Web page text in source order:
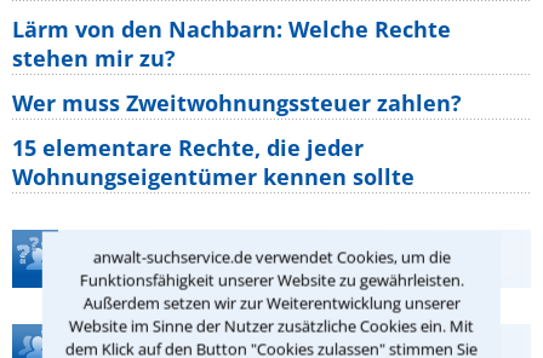
anwalt-suchservice.de verwendet Cookies, um die
Funktionsfähigkeit unserer Website zu gewährleisten.
Außerdem setzen wir zur Weiterentwicklung unserer
Website im Sinne der Nutzer zusätzliche Cookies ein. Mit
dem Klick auf den Button "Cookies zulassen" stimmen Sie
Lärm von den Nachbarn: Welche Rechte
stehen mir zu?
Wer muss Zweitwohnungssteuer zahlen?
15 elementare Rechte, die jeder
Wohnungseigentümer kennen sollte
Teste Dein Rechtswissen
Hilfe bei Ihrer Anwaltsuche?